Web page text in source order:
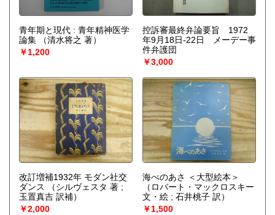
青年期と現代 : 青年精神医学
論集
（清水将之 著）
￥1,200
控訴審最終弁論要旨 1972
年9月18日‐22日 メーデー事
件弁護団
￥3,000
改訂増補1932年 モダン社交
ダンス
（シルヴェスタ 著 ;
玉置真吉 訳補）
￥2,000
海べのあさ ＜大型絵本＞
（ロバート・マックロスキー
文・絵 ; 石井桃子 訳）
￥1,500